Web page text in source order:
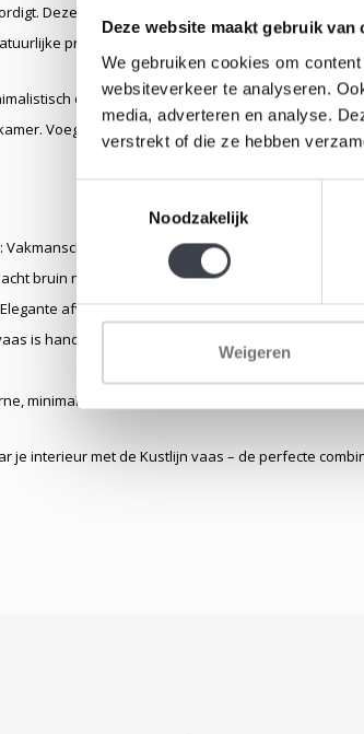
Deze website maakt gebruik van
We gebruiken cookies om
websiteverkeer te analyseren.
media, adverteren en analyse.
verstrekt of die ze hebben
Noodzakelijk
Weigeren
Deze vaas is niet alleen een kunstwerk voor je
pracht van de zee en het strand.
of natuurlijk interieur, de Kustlijn vaas
Voeg een vleugje luxe en natuur toe aan je
Vakmanschap in elke vaas
bruin naar aarde, met een subtiele blauwe
afwerking voor extra textuur
is handgemaakt en dus uniek
minimalistische en natuur geïnspireerde interieurs
je interieur met de Kustlijn vaas – de perfecte